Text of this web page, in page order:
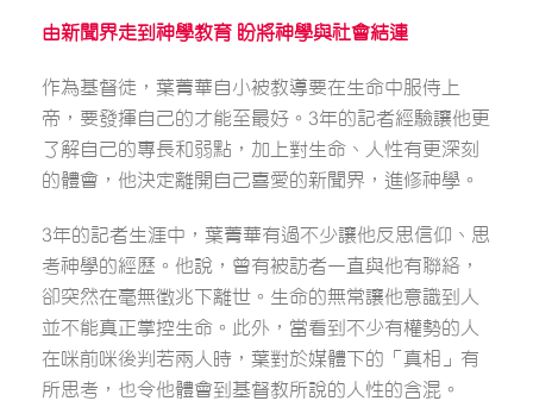
由新聞界走到神學教育 盼將神學與社會結連
作為基督徒，葉菁華自小被教導要在生命中服侍上
帝，要發揮自己的才能至最好。3年的記者經驗讓他更
了解自己的專長和弱點，加上對生命、人性有更深刻
的體會，他決定離開自己喜愛的新聞界，進修神學。
3年的記者生涯中，葉菁華有過不少讓他反思信仰、思
考神學的經歷。他說，曾有被訪者一直與他有聯絡，
卻突然在毫無徵兆下離世。生命的無常讓他意識到人
並不能真正掌控生命。此外，當看到不少有權勢的人
在咪前咪後判若兩人時，葉對於媒體下的「真相」有
所思考，也令他體會到基督教所說的人性的含混。